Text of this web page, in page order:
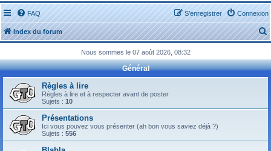
FAQ Connexion
S’enregistrer
Index du forum
e
c
Nous sommes le 07 août 2026, 08:32
Général
Règles à lire
Règles à lire et à respecter avant de poster
Sujets : 10
Présentations
Ici vous pouvez vous présenter (ah bon vous saviez déjà ?)
Sujets : 556